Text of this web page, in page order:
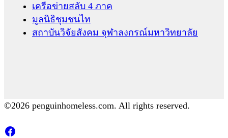
เครือข่ายสลับ 4 ภาค
มูลนิธิชุมชนไท
สถาบันวิจัยสังคม จุฬาลงกรณ์มหาวิทยาลัย
©2026 penguinhomeless.com. All rights reserved.